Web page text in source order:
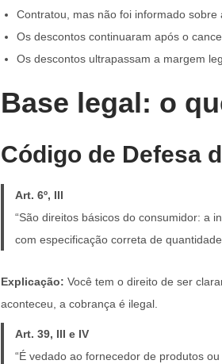
Contratou, mas não foi informado
Os descontos continuaram após o
Os descontos ultrapassam a margem
Base legal: o
Código de Defesa
Art. 6º, III
“São direitos básicos do consumidor: a
com especificação correta de
Explicação: Você tem o direito de ser
aconteceu, a cobrança é ilegal.
Art. 39, III e IV
“É vedado ao fornecedor de produtos